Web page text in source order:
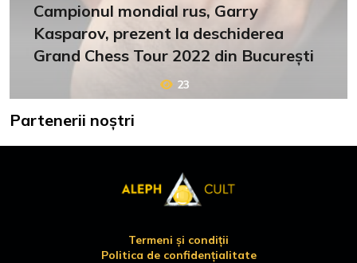
Campionul mondial rus, Garry
Kasparov, prezent la deschiderea
Grand Chess Tour 2022 din București
23
Partenerii noștri
Termeni și condiții
Politica de confidențialitate